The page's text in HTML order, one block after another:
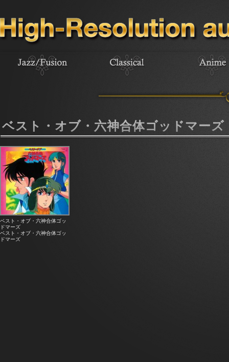
ベスト・オブ・六神合体ゴッドマーズ
ベスト・オブ・六神合体ゴッ
ドマーズ
ベスト・オブ・六神合体ゴッ
ドマーズ